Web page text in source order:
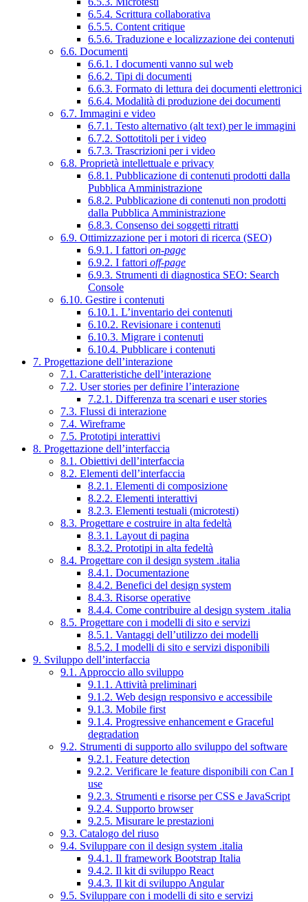
6.5.4. Scrittura collaborativa
6.5.5. Content critique
6.5.6. Traduzione e localizzazione dei contenuti
6.6. Documenti
6.6.1. I documenti vanno sul web
6.6.2. Tipi di documenti
6.6.3. Formato di lettura dei documenti elettronici
6.6.4. Modalità di produzione dei documenti
6.7. Immagini e video
6.7.1. Testo alternativo (alt text) per le immagini
6.7.2. Sottotitoli per i video
6.7.3. Trascrizioni per i video
6.8. Proprietà intellettuale e privacy
6.8.1. Pubblicazione di contenuti prodotti dalla
Pubblica Amministrazione
6.8.2. Pubblicazione di contenuti non prodotti
dalla Pubblica Amministrazione
6.8.3. Consenso dei soggetti ritratti
6.9. Ottimizzazione per i motori di ricerca (SEO)
6.9.1. I fattori on-page
6.9.2. I fattori off-page
6.9.3. Strumenti di diagnostica SEO: Search
Console
6.10. Gestire i contenuti
6.10.1. L’inventario dei contenuti
6.10.2. Revisionare i contenuti
6.10.3. Migrare i contenuti
6.10.4. Pubblicare i contenuti
7. Progettazione dell’interazione
7.1. Caratteristiche dell’interazione
7.2. User stories per definire l’interazione
7.2.1. Differenza tra scenari e user stories
7.3. Flussi di interazione
7.4. Wireframe
7.5. Prototipi interattivi
8. Progettazione dell’interfaccia
8.1. Obiettivi dell’interfaccia
8.2. Elementi dell’interfaccia
8.2.1. Elementi di composizione
8.2.2. Elementi interattivi
8.2.3. Elementi testuali (microtesti)
8.3. Progettare e costruire in alta fedeltà
8.3.1. Layout di pagina
8.3.2. Prototipi in alta fedeltà
8.4. Progettare con il design system .italia
8.4.1. Documentazione
8.4.2. Benefici del design system
8.4.3. Risorse operative
8.4.4. Come contribuire al design system .italia
8.5. Progettare con i modelli di sito e servizi
8.5.1. Vantaggi dell’utilizzo dei modelli
8.5.2. I modelli di sito e servizi disponibili
9. Sviluppo dell’interfaccia
9.1. Approccio allo sviluppo
9.1.1. Attività preliminari
9.1.2. Web design responsivo e accessibile
9.1.3. Mobile first
9.1.4. Progressive enhancement e Graceful
degradation
9.2. Strumenti di supporto allo sviluppo del software
9.2.1. Feature detection
9.2.2. Verificare le feature disponibili con Can I
use
9.2.3. Strumenti e risorse per CSS e JavaScript
9.2.4. Supporto browser
9.2.5. Misurare le prestazioni
9.3. Catalogo del riuso
9.4. Sviluppare con il design system .italia
9.4.1. Il framework Bootstrap Italia
9.4.2. Il kit di sviluppo React
9.4.3. Il kit di sviluppo Angular
9.5. Sviluppare con i modelli di sito e servizi